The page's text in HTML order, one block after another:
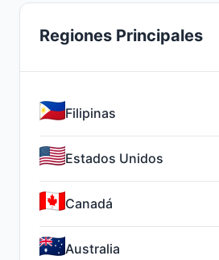
Regiones Principales
Filipinas
Estados Unidos
Canadá
Australia